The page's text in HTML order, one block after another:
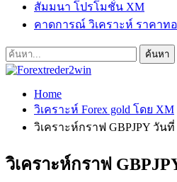
สัมมนา โปรโมชั่น XM
คาดการณ์ วิเคราะห์ ราคาท
Home
วิเคราะห์ Forex gold โดย XM
วิเคราะห์กราฟ GBPJPY วัน
วิเคราะห์กราฟ